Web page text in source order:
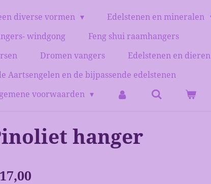
diverse vormen
Edelstenen en mineralen
windgong
Feng shui raamhangers
Dromen vangers
Edelstenen en dieren
Aartsengelen en de bijpassende edelstenen
voorwaarden
hanger